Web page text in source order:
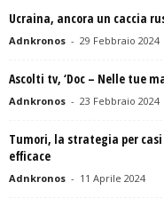
Ucraina, ancora un caccia
Adnkronos - 29 Febbraio 2024
Ascolti tv, ‘Doc – Nelle tue
Adnkronos - 23 Febbraio 2024
Tumori, la strategia per
efficace
Adnkronos - 11 Aprile 2024